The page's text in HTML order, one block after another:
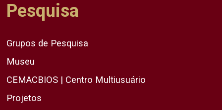
Pesquisa
Grupos de Pesquisa
Museu
CEMACBIOS | Centro Multiusuário
Projetos